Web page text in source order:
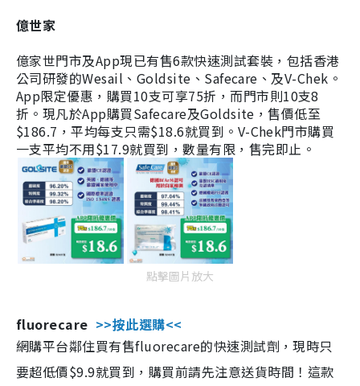
億世家
億家世門市及App現已有售6款快速測試套裝，包括香港
公司研發的Wesail、Goldsite、Safecare、及V-Chek。
App限定優惠，購買10支可享75折，而門市則10支8
折。現凡於App購買Safecare及Goldsite，售價低至
$186.7，平均每支只需$18.6就買到。V-Chek門市購買
一支平均不用$17.9就買到，數量有限，售完即止。
點擊圖片放大
fluorecare >>按此選購<<
網購平台鄰住買有售fluorecare的快速測試劑，現時只
要超低價$9.9就買到，購買前請先注意送貨時間！這款